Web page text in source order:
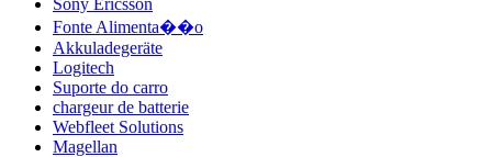
Sony Ericsson
Fonte Alimenta��o
Akkuladegeräte
Logitech
Suporte do carro
chargeur de batterie
Webfleet Solutions
Magellan